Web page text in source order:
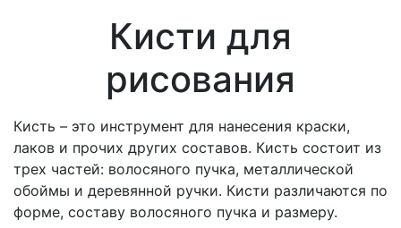
Кисти для
рисования
Кисть – это инструмент для нанесения краски,
лаков и прочих других составов. Кисть состоит из
трех частей: волосяного пучка, металлической
обоймы и деревянной ручки. Кисти различаются по
форме, составу волосяного пучка и размеру.